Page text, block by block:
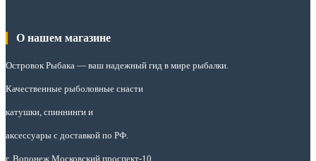
О нашем магазине
Островок Рыбака — ваш надежный гид в мире рыбалки.
Качественные рыболовные снасти
катушки, спиннинги и
аксессуары с доставкой по РФ.
г. Воронеж Московский проспект-10